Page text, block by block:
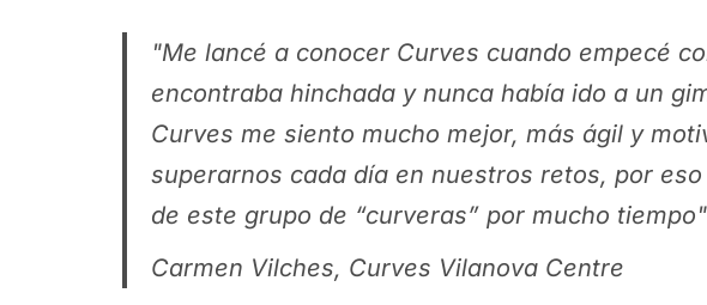
"Me lancé a conocer Curves cuando empecé
encontraba hinchada y nunca había ido a un
Curves me siento mucho mejor, más ágil y
superarnos cada día en nuestros retos, por
de este grupo de “curveras” por mucho tiempo"
Carmen Vilches, Curves Vilanova Centre